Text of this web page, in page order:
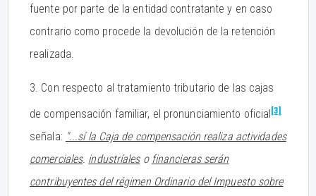
fuente por parte de la entidad contratante y en caso
contrario como procede la devolución de la retención
realizada.
3. Con respecto al tratamiento tributario de las cajas
de compensación familiar, el pronunciamiento oficial[3]
señala: "...sí la Caja de compensación realiza actividades
comerciales. industríaleso financieras serán
contribuyentes del régimen Ordinario del Impuesto sobre